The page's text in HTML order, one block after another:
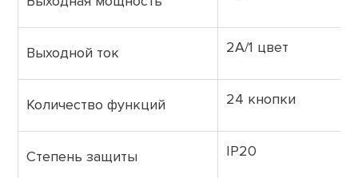
Выходной ток 2A/1 цвет
Количество функций 24 кнопки
Степень защиты IP20